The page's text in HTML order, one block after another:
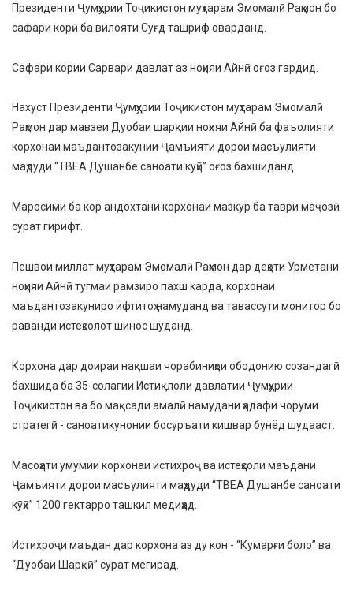
Президенти Ҷумҳурии Тоҷикистон муҳтарам Эмомалӣ Раҳмон бо
сафари корӣ ба вилояти Суғд ташриф оварданд.
Сафари кории Сарвари давлат аз ноҳияи Айнӣ оғоз гардид.
Нахуст Президенти Ҷумҳурии Тоҷикистон муҳтарам Эмомалӣ
Раҳмон дар мавзеи Дуобаи шарқии ноҳияи Айнӣ ба фаъолияти
корхонаи маъдантозакунии Ҷамъияти дорои масъулияти
маҳдуди “ТВЕА Душанбе саноати куҳӣ” оғоз бахшиданд.
Маросими ба кор андохтани корхонаи мазкур ба таври маҷозӣ
сурат гирифт.
Пешвои миллат муҳтарам Эмомалӣ Раҳмон дар деҳоти Урметани
ноҳияи Айнӣ тугмаи рамзиро пахш карда, корхонаи
маъдантозакуниро ифтитоҳ намуданд ва тавассути монитор бо
раванди истеҳсолот шинос шуданд.
Корхона дар доираи нақшаи чорабиниҳои ободонию созандагӣ
бахшида ба 35-солагии Истиқлоли давлатии Ҷумҳурии
Тоҷикистон ва бо мақсади амалӣ намудани ҳадафи чоруми
стратегӣ - саноатикунонии босуръати кишвар бунёд шудааст.
Масоҳати умумии корхонаи истихроҷ ва истеҳсоли маъдани
Ҷамъияти дорои масъулияти маҳдуди “ТВЕА Душанбе саноати
кӯҳӣ” 1200 гектарро ташкил медиҳад.
Истихроҷи маъдан дар корхона аз ду кон - “Кумарғи боло” ва
“Дуобаи Шарқӣ” сурат мегирад.